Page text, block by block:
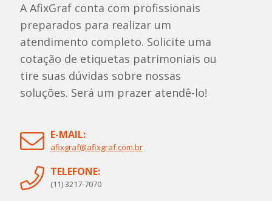
A AfixGraf conta com profissionais
preparados para realizar um
atendimento completo. Solicite uma
cotação de etiquetas patrimoniais ou
tire suas dúvidas sobre nossas
soluções. Será um prazer atendê-lo!
E-MAIL:
afixgraf@afixgraf.com.br
TELEFONE:
(11) 3217-7070